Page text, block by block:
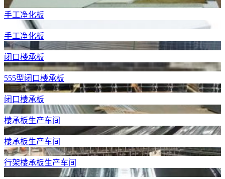
手工净化板
手工净化板
闭口楼承板
555型闭口楼承板
闭口楼承板
楼承板生产车间
楼承板生产车间
行架楼承板生产车间